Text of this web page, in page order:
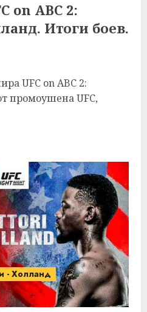
on ABC 2:
Итоги боев.
UFC on ABC 2:
промоушена UFC,
- Холланд